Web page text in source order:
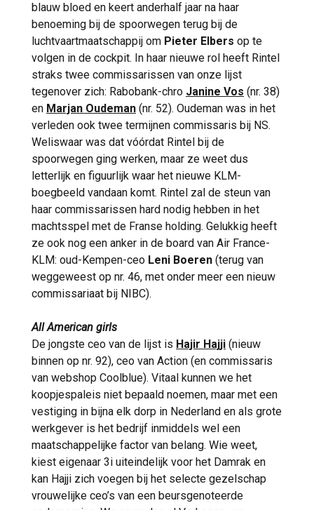
blauw bloed en keert anderhalf jaar na haar
benoeming bij de spoorwegen terug bij de
luchtvaartmaatschappij om Pieter Elbers op te
volgen in de cockpit. In haar nieuwe rol heeft Rintel
straks twee commissarissen van onze lijst
tegenover zich: Rabobank-chro Janine Vos (nr. 38)
en Marjan Oudeman (nr. 52). Oudeman was in het
verleden ook twee termijnen commissaris bij NS.
Weliswaar was dat vóórdat Rintel bij de
spoorwegen ging werken, maar ze weet dus
letterlijk en figuurlijk waar het nieuwe KLM-
boegbeeld vandaan komt. Rintel zal de steun van
haar commissarissen hard nodig hebben in het
machtsspel met de Franse holding. Gelukkig heeft
ze ook nog een anker in de board van Air France-
KLM: oud-Kempen-ceo Leni Boeren (terug van
weggeweest op nr. 46, met onder meer een nieuw
commissariaat bij NIBC).
All American girls
De jongste ceo van de lijst is Hajir Hajji (nieuw
binnen op nr. 92), ceo van Action (en commissaris
van webshop Coolblue). Vitaal kunnen we het
koopjespaleis niet bepaald noemen, maar met een
vestiging in bijna elk dorp in Nederland en als grote
werkgever is het bedrijf inmiddels wel een
maatschappelijke factor van belang. Wie weet,
kiest eigenaar 3i uiteindelijk voor het Damrak en
kan Hajji zich voegen bij het selecte gezelschap
vrouwelijke ceo’s van een beursgenoteerde